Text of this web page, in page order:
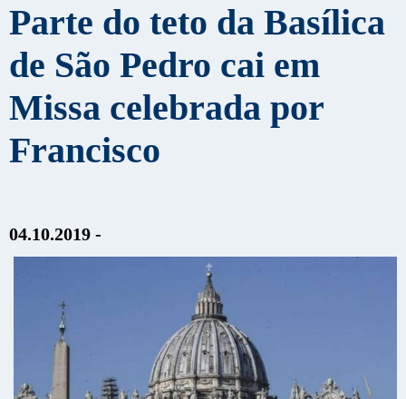
Parte do teto da Basílica
de São Pedro cai em
Missa celebrada por
Francisco
04.10.2019 -